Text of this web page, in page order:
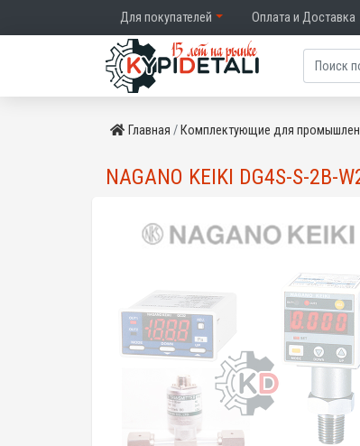
Для покупателей Оплата и Доставка
Главная Комплектующие для
NAGANO KEIKI DG4S-S-2B-